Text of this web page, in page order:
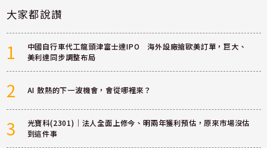
大家都說讚
1
中國自行車代工龍頭津富士達IPO 海外設廠搶歐美訂單，巨大、
美利達同步調整布局
2 AI 散熱的下一波機會，會從哪裡來？
3
光寶科(2301)｜法人全面上修今、明兩年獲利預估，原來市場沒估
到這件事